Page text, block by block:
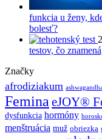
funkcia u ženy,
bolesť?
testov, čo
Značky
afrodiziakum
Femina eJOY®
dysfunkcia hormóny
menštruácia muž obriezka